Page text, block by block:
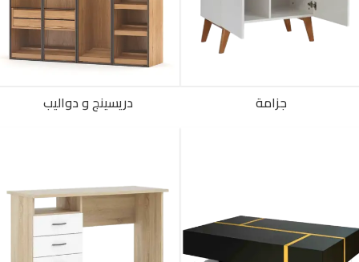
جزامة دريسينج و دواليب